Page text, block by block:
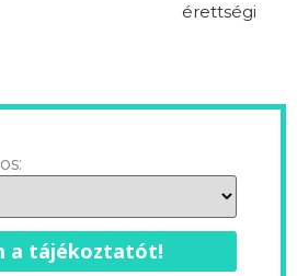
érettségi
a tájékoztatót!